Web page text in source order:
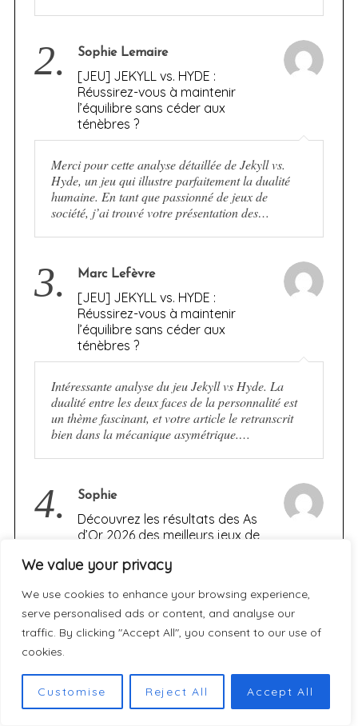
We value your privacy
We use cookies to enhance your browsing experience,
serve personalised ads or content, and analyse our
traffic. By clicking "Accept All", you consent to our use of
cookies.
Customise Reject All Accept All
2. Sophie Lemaire
[JEU] JEKYLL vs. HYDE :
Réussirez-vous à maintenir
l’équilibre sans céder aux
ténèbres ?
Merci pour cette analyse détaillée de Jekyll vs.
Hyde, un jeu qui illustre parfaitement la dualité
humaine. En tant que passionné de jeux de
société, j’ai trouvé votre présentation des…
3. Marc Lefèvre
[JEU] JEKYLL vs. HYDE :
Réussirez-vous à maintenir
l’équilibre sans céder aux
ténèbres ?
Intéressante analyse du jeu Jekyll vs Hyde. La
dualité entre les deux faces de la personnalité est
un thème fascinant, et votre article le retranscrit
bien dans la mécanique asymétrique.…
4. Sophie
Découvrez les résultats des As
d’Or 2026 des meilleurs jeux de
Merci pour cet article super complet sur les As
d'Or 2026 ! Avec mes 2 enfants on cherchait des
idées de jeux Gigamic après avoir adoré Archeo.
J'ai trouvé le…
5. Nano Banana Pro